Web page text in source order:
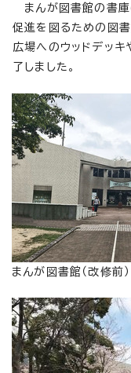
まんが図書館の書庫
促進を図るための図
広場へのウッドデッ
了しました。
まんが図書館（改修前）